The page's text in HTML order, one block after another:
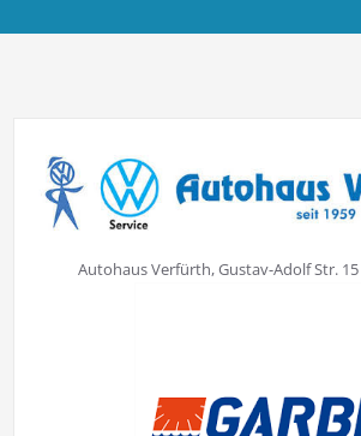
Autohaus Verfürth, Gustav-Adolf Str. 15